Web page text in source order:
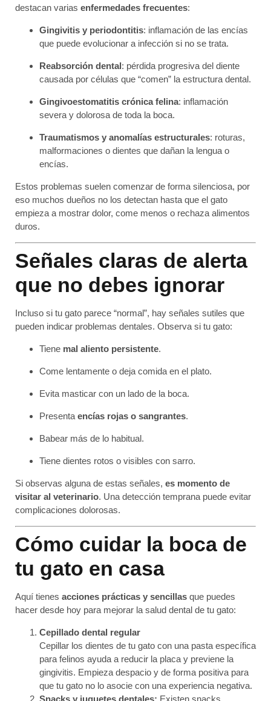
destacan varias enfermedades frecuentes:
Gingivitis y periodontitis: inflamación de las encías
que puede evolucionar a infección si no se trata.
Reabsorción dental: pérdida progresiva del diente
causada por células que “comen” la estructura dental.
Gingivoestomatitis crónica felina: inflamación
severa y dolorosa de toda la boca.
Traumatismos y anomalías estructurales: roturas,
malformaciones o dientes que dañan la lengua o
encías.
Estos problemas suelen comenzar de forma silenciosa, por
eso muchos dueños no los detectan hasta que el gato
empieza a mostrar dolor, come menos o rechaza alimentos
duros.
Señales claras de alerta
que no debes ignorar
Incluso si tu gato parece “normal”, hay señales sutiles que
pueden indicar problemas dentales. Observa si tu gato:
Tiene mal aliento persistente.
Come lentamente o deja comida en el plato.
Evita masticar con un lado de la boca.
Presenta encías rojas o sangrantes.
Babear más de lo habitual.
Tiene dientes rotos o visibles con sarro.
Si observas alguna de estas señales, es momento de
visitar al veterinario. Una detección temprana puede evitar
complicaciones dolorosas.
Cómo cuidar la boca de
tu gato en casa
Aquí tienes acciones prácticas y sencillas que puedes
hacer desde hoy para mejorar la salud dental de tu gato:
Cepillado dental regular
Cepillar los dientes de tu gato con una pasta específica
para felinos ayuda a reducir la placa y previene la
gingivitis. Empieza despacio y de forma positiva para
que tu gato no lo asocie con una experiencia negativa.
Snacks y juguetes dentales: Existen snacks